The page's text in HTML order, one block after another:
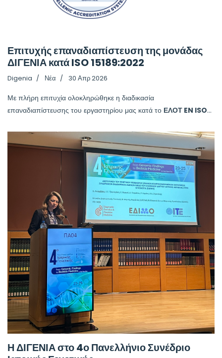
Επιτυχής επαναδιαπίστευση της μονάδας
ΔΙΓΕΝΙΑ κατά ISO 15189:2022
Digenia Νέα 30 Απρ 2026
Με πλήρη επιτυχία ολοκληρώθηκε η διαδικασία
επαναδιαπίστευσης του εργαστηρίου μας κατά το ΕΛΟΤ EN ISO...
Η ΔΙΓΕΝΙΑ στο 4ο Πανελλήνιο Συνέδριο